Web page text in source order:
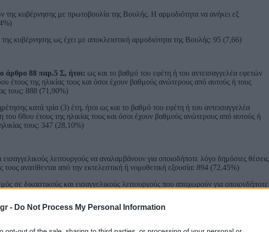
- Do Not Process My Personal Information
κυβέρνησης με πρωτοβουλία της Βουλής. Η αρμοδιότητα να ανήκει εξ
κυβέρνησης ως έχει με αποκλειστική αρμοδιότητα της Βουλής: 95 (7,66)
άρθρο 88 παρ.5 Σ, ήτοι: ως και το βαθμό του εφέτη ή του αντεισαγγελέα εφετών
έτους της ηλικίας τους και όσοι έχουν βαθμούς ανώτερους από αυτούς ή τους
τους: 888 (71,90%)
κατά τρία (3) έτη, ήτοι ως και το βαθμό του εφέτη ή του αντεισαγγελέα
68ου έτους της ηλικίας τους και όσοι έχουν βαθμούς ανώτερους από αυτούς ή
τους: 347 (28,10%)
λειτουργούς να αναλαμβάνουν για οποιοδήποτε λόγο δημόσιες θέσεις
ανατίθενται από την εκτελεστική ή νομοθετική εξουσία: 894 (72,45%)
σε δικαστικούς και εισαγγελικούς λειτουργούς που αποχωρούν για οποιονδήποτε
ανατίθενται από την εκτελεστική ή νομοθετική εξουσία: 340 (27,55%)
1224